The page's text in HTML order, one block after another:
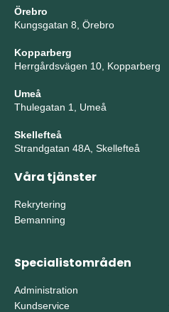
Örebro
Kungsgatan 8, Örebro
Kopparberg
Herrgårdsvägen 10, Kopparberg
Umeå
Thulegatan 1, Umeå
Skellefteå
Strandgatan 48A, Skellefteå
Våra tjänster
Rekrytering
Bemanning
Specialistområden
Administration
Kundservice